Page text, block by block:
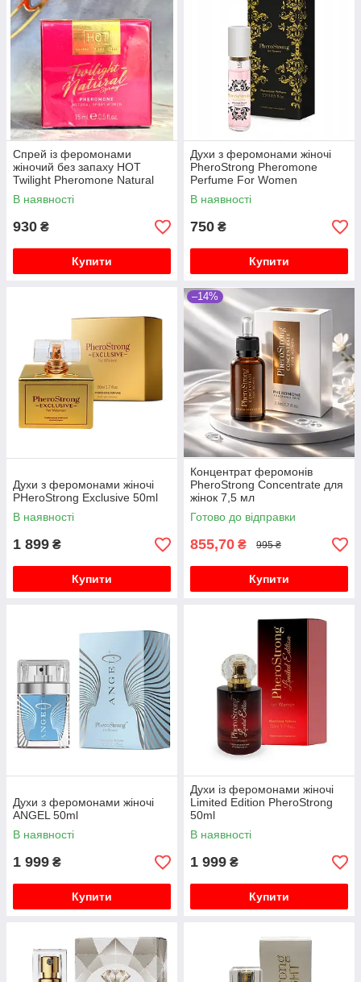
Спрей із феромонами
жіночий без запаху HOT
Twilight Pheromone Natural
Spray women 15 ml
В наявності
930 ₴
Купити
Духи з феромонами жіночі
PheroStrong Pheromone
Perfume For Women
В наявності
750 ₴
Купити
Духи з феромонами жіночі
PHeroStrong Exclusive 50ml
В наявності
1 899 ₴
Купити
–14%
Концентрат феромонів
PheroStrong Concentrate для
жінок 7,5 мл
Готово до відправки
855,70 ₴ 995 ₴
Купити
Духи з феромонами жіночі
ANGEL 50ml
В наявності
1 999 ₴
Купити
Духи із феромонами жіночі
Limited Edition PheroStrong
50ml
В наявності
1 999 ₴
Купити